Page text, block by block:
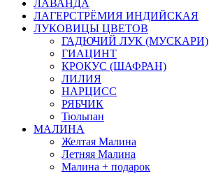
ЛАВАНДА
ЛАГЕРСТРЁМИЯ ИНДИЙСКАЯ
ЛУКОВИЦЫ ЦВЕТОВ
ГАДЮЧИЙ ЛУК (МУСКАРИ)
ГИАЦИНТ
КРОКУС (ШАФРАН)
ЛИЛИЯ
НАРЦИСС
РЯБЧИК
Тюльпан
МАЛИНА
Желтая Малина
Летняя Малина
Малина + подарок